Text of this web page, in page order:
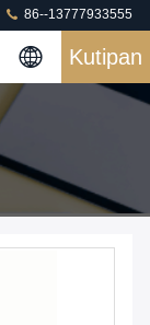
86--13777933555
Kutipan